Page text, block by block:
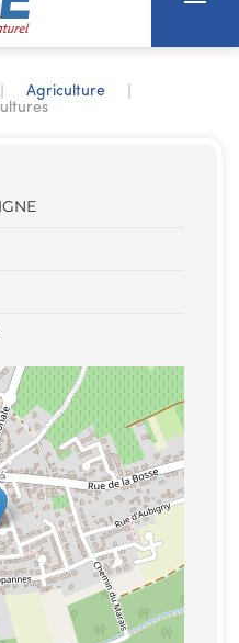
Agriculture